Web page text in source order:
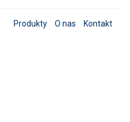
Produkty O nas Kontakt